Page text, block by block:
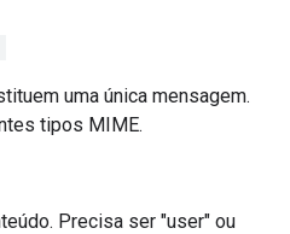
uma única mensagem.
tipos MIME.
Precisa ser "user" ou